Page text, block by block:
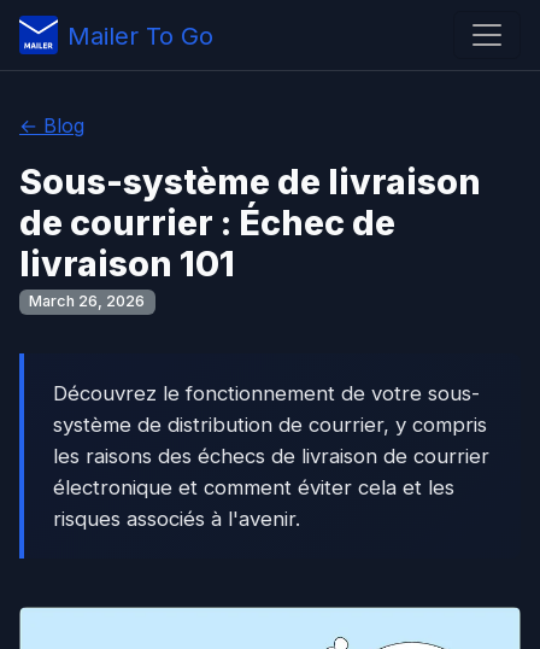
Mailer To Go
← Blog
Sous-système de livraison
de courrier : Échec de
livraison 101
March 26, 2026
Découvrez le fonctionnement de votre sous-
système de distribution de courrier, y compris
les raisons des échecs de livraison de courrier
électronique et comment éviter cela et les
risques associés à l'avenir.